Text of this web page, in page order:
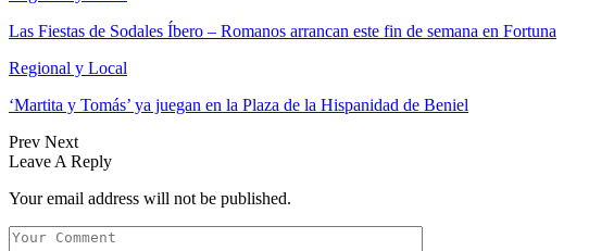
Las Fiestas de Sodales Íbero – Romanos arrancan este fin de semana en Fortuna
Regional y Local
‘Martita y Tomás’ ya juegan en la Plaza de la Hispanidad de Beniel
Prev Next
Leave A Reply
Your email address will not be published.